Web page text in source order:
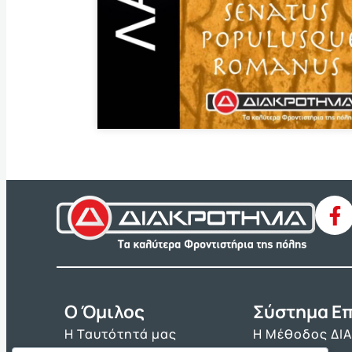
O Όμιλος
Η Ταυτότητά μας
Σύστημα
Η Μέθοδος